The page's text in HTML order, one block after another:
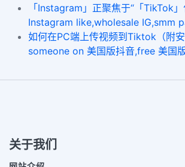
「Instagram」正聚焦于“「TikTok
Instagram like,wholesale IG,smm
如何在PC端上传视频到Tiktok（附
someone on 美国版抖音,free 美国
关于我们